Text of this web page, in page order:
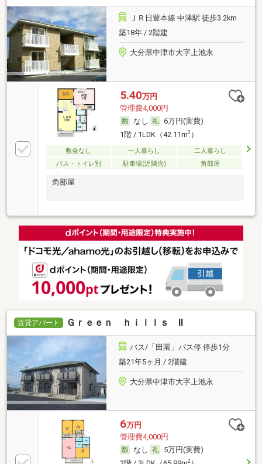
ＪＲ日豊本線 中津駅 徒歩3.2km
築18年 / 2階建
大分県中津市大字上池永
5.40万円
管理費4,000円
なし
6万円(実費)
1階 / 1LDK（42.11m2）
敷金なし 一人暮らし
二人暮らし
バス・トイレ別
駐車場(近隣含) 角部屋
角部屋
賃貸アパート Ｇｒｅｅｎ ｈｉｌｌｓ Ⅱ
バス/「田園」バス停 停歩1分
築21年5ヶ月 / 2階建
大分県中津市大字上池永
6万円
管理費4,000円
なし
5万円(実費)
2